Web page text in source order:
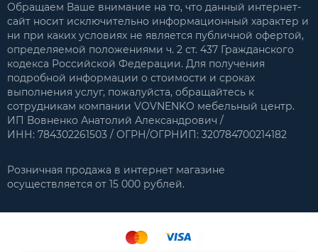
Обращаем Ваше внимание на то, что данный интернет-
сайт носит исключительно информационный характер и
ни при каких условиях не является публичной офертой,
определяемой положениями ч. 2 ст. 437 Гражданского
кодекса Российской Федерации. Для получения
подробной информации о стоимости и сроках
выполнения услуг, пожалуйста, обращайтесь к
сотрудникам компании VOVNENKO мебельный центр.
ИП Вовненко Анатолий Александрович /
ИНН: 784302261503 / ОГРН/ОГРНИП: 320784700214182
Розничная продажа в интернет магазине
осуществляется от 15 000 рублей.